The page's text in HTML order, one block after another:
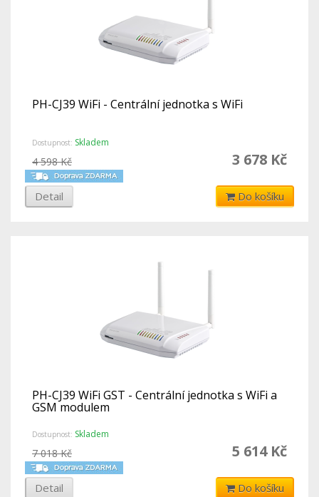
PH-CJ39 WiFi - Centrální jednotka s WiFi
Dostupnost: Skladem
3 678 Kč
4 598 Kč
Detail Do košíku
PH-CJ39 WiFi GST - Centrální jednotka s WiFi a
GSM modulem
Dostupnost: Skladem
5 614 Kč
7 018 Kč
Detail Do košíku